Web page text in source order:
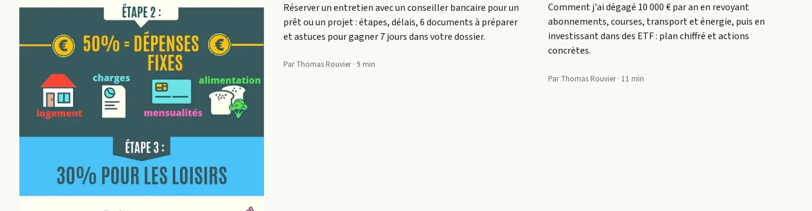
Réserver un entretien avec un conseiller bancaire pour un
prêt ou un projet : étapes, délais, 6 documents à préparer
et astuces pour gagner 7 jours dans votre dossier.
Par Thomas Rouvier · 9 min
Comment j'ai dégagé 10 000 € par an en revoyant
abonnements, courses, transport et énergie, puis en
investissant dans des ETF : plan chiffré et actions
concrètes.
Par Thomas Rouvier · 11 min